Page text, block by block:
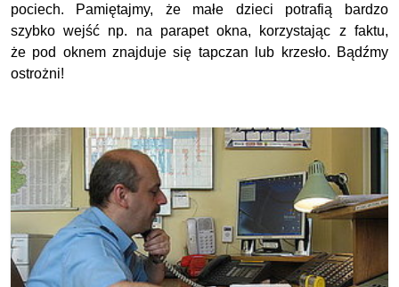
pociech. Pamiętajmy, że małe dzieci potrafią bardzo
szybko wejść np. na parapet okna, korzystając z faktu,
że pod oknem znajduje się tapczan lub krzesło. Bądźmy
ostrożni!